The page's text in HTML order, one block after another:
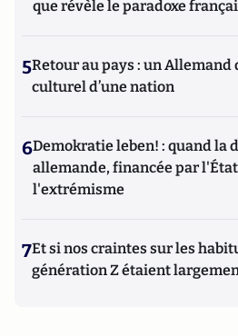
que révèle le paradoxe
5Retour au pays : un
culturel d’une nation
6Demokratie leben! : quand la
allemande, financée par
l'extrémisme
7Et si nos craintes sur les
génération Z étaient